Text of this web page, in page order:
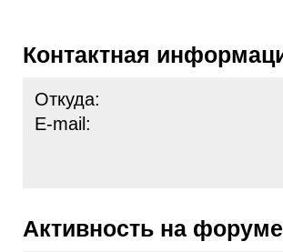
Контактная
Откуда:
E-mail:
Активность на форуме